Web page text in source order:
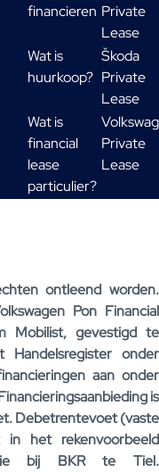
financieren
Wat is
huurkoop?
Wat is
financial
lease
particulier?
Private
Lease
Škoda
Private
Lease
Private
Lease
ontleend worden.
Pon Financial
Mobilist, gevestigd te
onder
aan onder
is
Debetrentevoet (vaste
het rekenvoorbeeld
bij BKR te Tiel.